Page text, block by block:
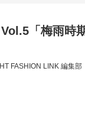
「梅雨時
FASHION LINK 編集部